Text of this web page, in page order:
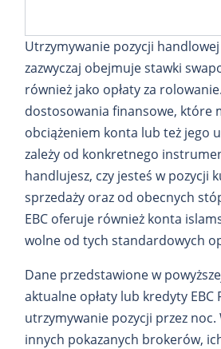
Utrzymywanie pozycji
zazwyczaj obejmuje stawki
również jako opłaty za
dostosowania finansowe, które
obciążeniem konta lub też jego
zależy od konkretnego
handlujesz, czy jesteś w pozycji
sprzedaży oraz od obecnych
EBC oferuje również konta
wolne od tych standardowych
Dane przedstawione w
aktualne opłaty lub kredyty EBC
utrzymywanie pozycji przez
innych pokazanych brokerów,